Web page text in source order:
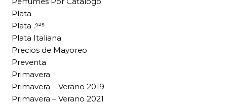
Plata
Plata .⁹²⁵
Plata Italiana
Precios de Mayoreo
Preventa
Primavera
Primavera – Verano 2019
Primavera – Verano 2021